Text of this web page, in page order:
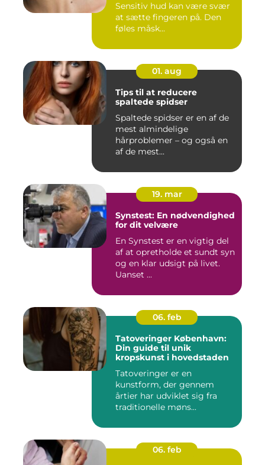
Sensitiv hud kan være svær
at sætte fingeren på. Den
føles måsk...
01. aug
Tips til at reducere
spaltede spidser
Spaltede spidser er en af de
mest almindelige
hårproblemer – og også en
af de mest...
19. mar
Synstest: En nødvendighed
for dit velvære
En Synstest er en vigtig del
af at opretholde et sundt syn
og en klar udsigt på livet.
Uanset ...
06. feb
Tatoveringer København:
Din guide til unik
kropskunst i hovedstaden
Tatoveringer er en
kunstform, der gennem
årtier har udviklet sig fra
traditionelle møns...
06. feb